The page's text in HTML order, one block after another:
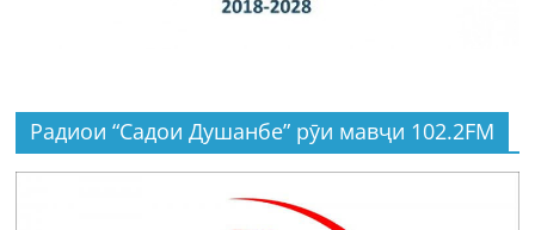
Радиои “Садои Душанбе” рӯи мавҷи 102.2FM